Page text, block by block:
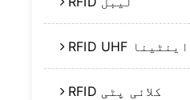
RFID UHF اینٹینا
RFID کلائی پٹی